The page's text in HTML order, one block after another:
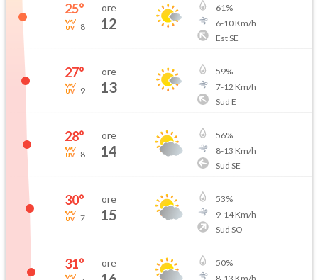
25°
8
ore
12
61%
6-10Km/h
Est SE
27°
9
ore
13
59%
7-12 Km/h
Sud E
28°
8
ore
14
56%
8-13 Km/h
Sud SE
30°
7
ore
15
53%
9-14Km/h
Sud SO
31° ore 50%